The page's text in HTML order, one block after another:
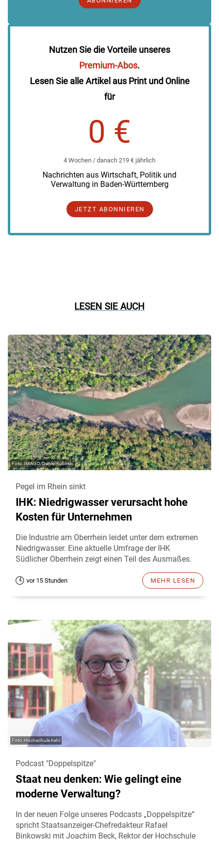
Nutzen Sie die Vorteile unseres
Premium-Abos.
Lesen Sie alle Artikel aus Print und Online
für
0 €
4 Wochen / danach 219 € jährlich
Nachrichten aus Wirtschaft, Politik und
Verwaltung in Baden-Württemberg
JETZT ABONNIEREN
LESEN SIE AUCH
IMAGO/Daniel Kubirski
Pegel im Rhein sinkt
IHK: Niedrigwasser verursacht hohe
Kosten für Unternehmen
Die Industrie am Oberrhein leidet unter dem extremen
Niedrigwasser. Eine aktuelle Umfrage der IHK
Südlicher Oberrhein zeigt einen Teil des Ausmaßes.
vor 15 Stunden MEHR LESEN
Hochschule Kehl
Podcast "Doppelspitze"
Staat neu denken: Wie gelingt eine
moderne Verwaltung?
In der neuen Folge unseres Podcasts „Doppelspitze“
spricht Staatsanzeiger-Chefredakteur Rafael
Binkowski mit Joachim Beck, Rektor der Hochschule